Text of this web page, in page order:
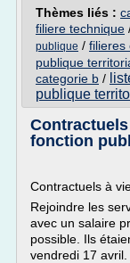
Thèmes liés :
filiere technique
publique / filieres
publique
categorie b /
publique
fonction
Contractuels à
Rejoindre les
avec un salaire
possible. Ils
vendredi 17